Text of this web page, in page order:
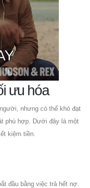
ưu hóa
nhưng có thể khó đạt
phù hợp. Dưới đây là một
kiệm tiền.
đầu bằng việc trả hết nợ.